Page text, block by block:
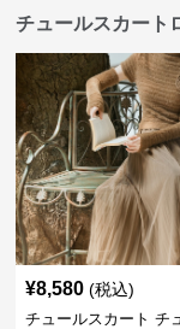
チュールスカート
¥8,580 (税込)
チュールスカート チ